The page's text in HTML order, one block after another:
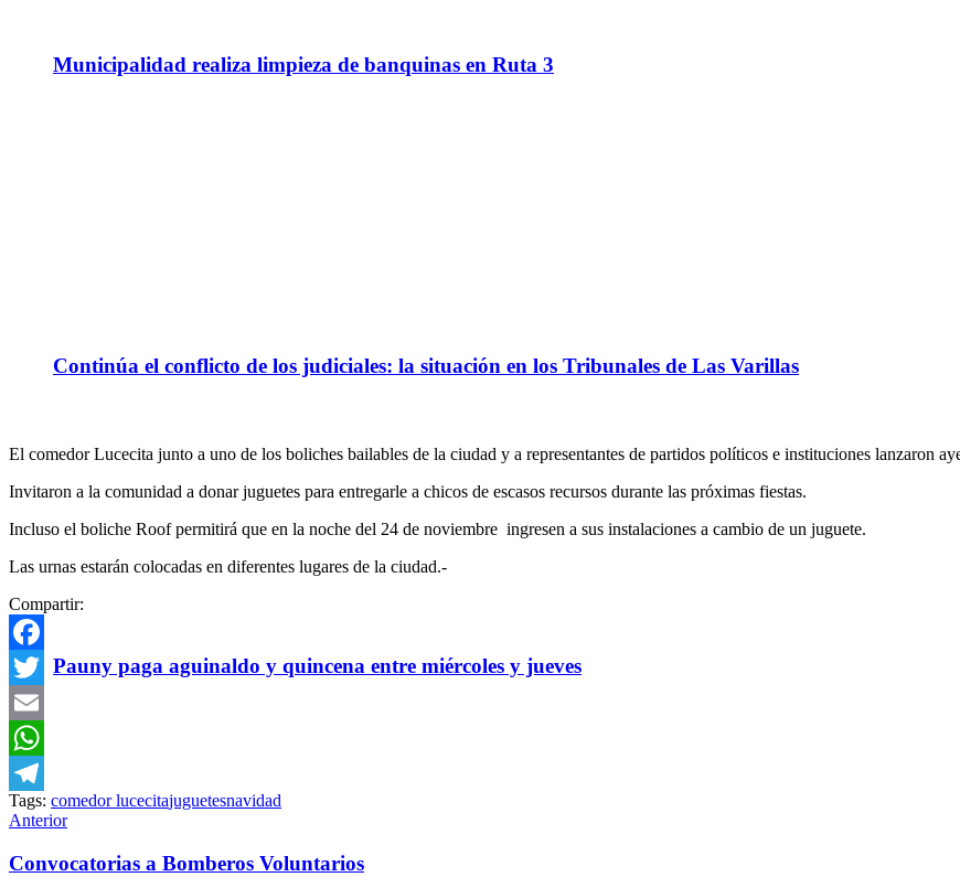
Municipalidad realiza limpieza de banquinas en Ruta 3
Continúa el conflicto de los judiciales: la situación en los Tribunales de Las Varillas
Pauny paga aguinaldo y quincena entre miércoles y jueves
El comedor Lucecita junto a uno de los boliches bailables de la ciudad y a representantes de partidos políticos e instituciones lanzaron
Invitaron a la comunidad a donar juguetes para entregarle a chicos de escasos recursos durante las próximas fiestas.
Incluso el boliche Roof permitirá que en la noche del 24 de noviembre ingresen a sus instalaciones a cambio de un juguete.
Las urnas estarán colocadas en diferentes lugares de la ciudad.-
Compartir:
Facebook
Twitter
Email
WhatsApp
Telegram
Tags: comedor lucecitajuguetesnavidad
Anterior
Convocatorias a Bomberos Voluntarios